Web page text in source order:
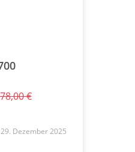
€
Dezember 2025